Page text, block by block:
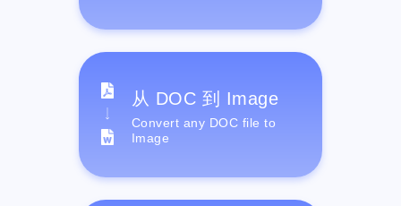
从 DOC 到 Image
Convert any DOC file to
Image